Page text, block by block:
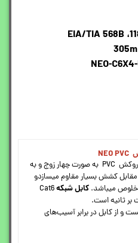
NEO-CAT6-UTP با روکش PVC به صورت چهار زوج و به
مقابل کشش بسیار مقاوم میسازدو
خلوص میباشد. کابل شبکه
و از کابل در برابر آسیب‌های